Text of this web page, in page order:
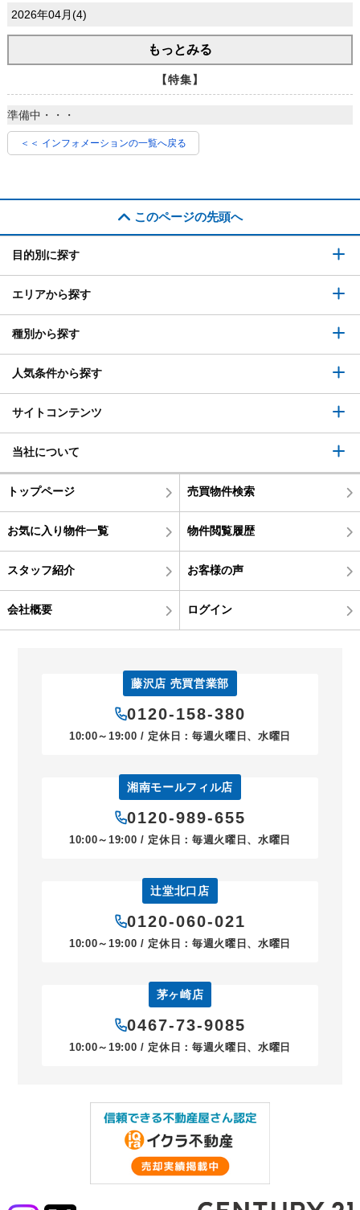
2026年04月(4)
もっとみる
【特集】
準備中・・・
＜＜ インフォメーションの一覧へ戻る
このページの先頭へ
目的別に探す
エリアから探す
種別から探す
人気条件から探す
サイトコンテンツ
当社について
トップページ 売買物件検索
お気に入り物件一覧 物件閲覧履歴
スタッフ紹介 お客様の声
会社概要 ログイン
藤沢店 売買営業部
0120-158-380
10:00～19:00 / 定休日：毎週火曜日、水曜日
湘南モールフィル店
0120-989-655
10:00～19:00 / 定休日：毎週火曜日、水曜日
辻堂北口店
0120-060-021
10:00～19:00 / 定休日：毎週火曜日、水曜日
茅ヶ崎店
0467-73-9085
10:00～19:00 / 定休日：毎週火曜日、水曜日